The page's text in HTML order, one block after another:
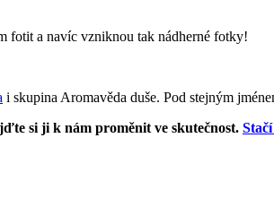
fotit a navíc vzniknou tak nádherné fotky!
i skupina Aromavěda duše. Pod stejným
si ji k nám proměnit ve skutečnost.